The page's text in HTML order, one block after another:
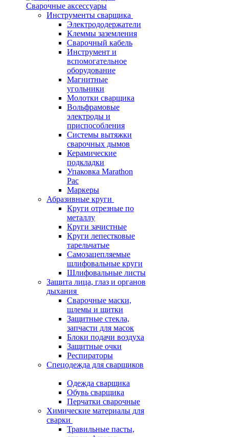
Сварочные аксессуары
Инструменты сварщика
Электрододержатели
Клеммы заземления
Сварочный кабель
Инструмент и
вспомогательное
оборудование
Магнитные
угольники
Молотки сварщика
Вольфрамовые
электроды и
приспособления
Системы вытяжки
сварочных дымов
Керамические
подкладки
Упаковка Marathon
Pac
Маркеры
Абразивные круги
Круги отрезные по
металлу
Круги зачистные
Круги лепестковые
тарельчатые
Самозацепляемые
шлифовальные круги
Шлифовальные листы
Защита лица, глаз и органов
дыхания
Сварочные маски,
шлемы и щитки
Защитные стекла,
запчасти для масок
Блоки подачи воздуха
Защитные очки
Респираторы
Спецодежда для сварщиков
Одежда сварщика
Обувь сварщика
Перчатки сварочные
Химические материалы для
сварки
Травильные пасты,